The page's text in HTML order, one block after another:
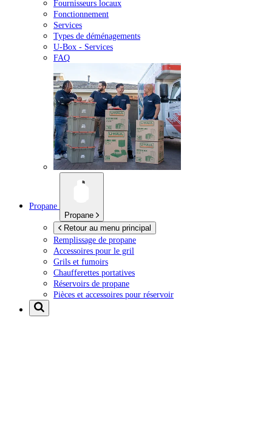
Fournisseurs locaux
Fonctionnement
Services
Types de déménagements
U-Box - Services
FAQ
Propane
Propane
Retour au menu principal
Remplissage de propane
Accessoires pour le gril
Grils et fumoirs
Chaufferettes portatives
Réservoirs de propane
Pièces et accessoires pour réservoir